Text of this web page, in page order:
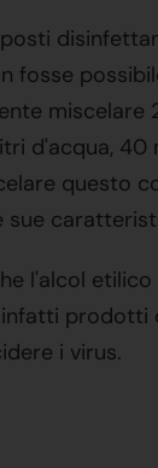
fosse
d'acqua,
questo
sue
l'alcol
i virus.